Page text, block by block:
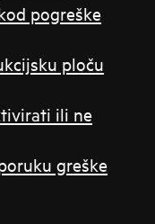
pogreške
ploču
ili ne
greške